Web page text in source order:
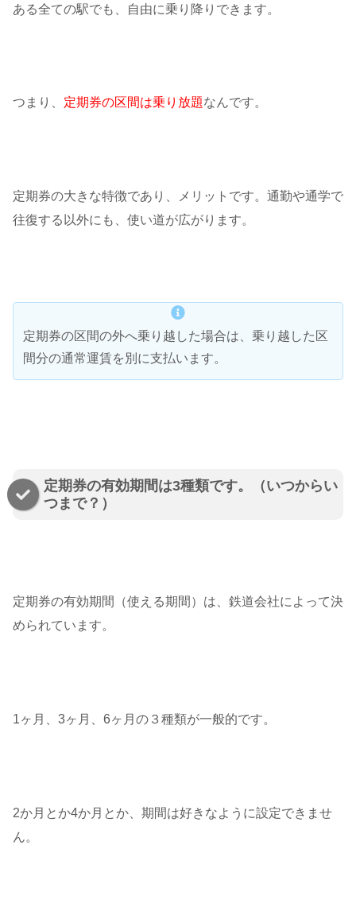
ある全ての駅でも、自由に乗り降りできます。
つまり、 定期券の区間は乗り放題なんです。
定期券の大きな特徴であり、メリットです。通勤や通学で
往復する以外にも、使い道が広がります。
定期券の区間の外へ乗り越した場合は、乗り越した区
間分の通常運賃を別に支払います。
定期券の有効期間は3種類です。（いつからい
つまで？）
定期券の有効期間（使える期間）は、鉄道会社によって決
められています。
1ヶ月、3ヶ月、6ヶ月の３種類が一般的です。
2か月とか4か月とか、期間は好きなように設定できませ
ん。